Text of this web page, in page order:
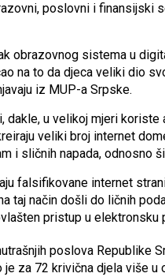
poslovni i finansijski
obrazovnog sistema u
na to da djeca veliki dio
iz MUP-a Srpske.
dakle, u velikoj mjeri
veliki broj internet
i sličnih napada, odnosno
falsifikovane internet
taj način došli do ličnih
pristup u elektronsku
poslova Republike
za 72 krivična djela više u